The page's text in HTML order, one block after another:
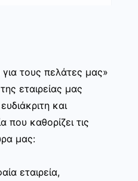
τους πελάτες μας»
εταιρείας μας
και
που καθορίζει τις
μας:
εταιρεία,